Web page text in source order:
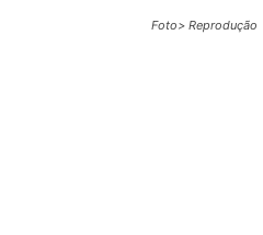
Foto> Reprodução